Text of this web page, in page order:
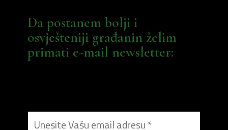
Da postanem bolji i
osvješteniji građanin želim
primati e-mail newsletter: